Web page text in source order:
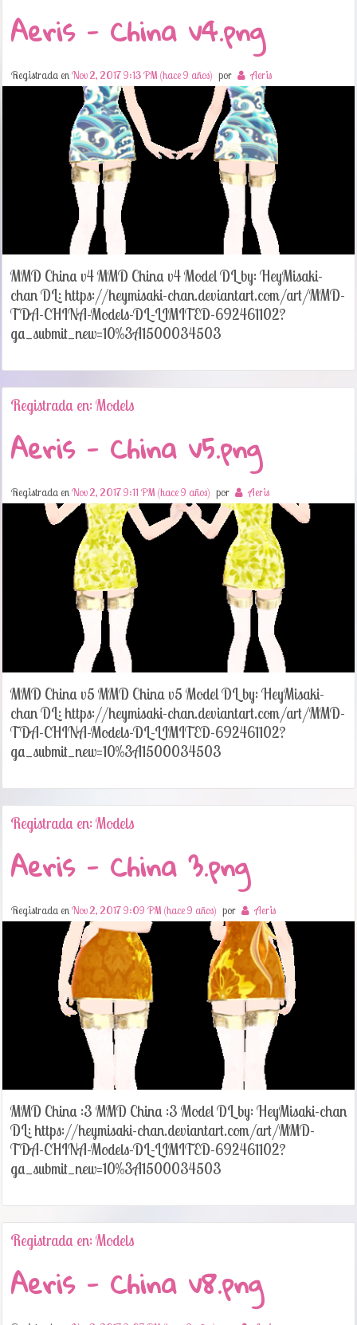
Aeris - China v4.png
Registrada enNov 2, 2017 9:13 PM (hace 9 años) por Aeris
MMD China v4 MMD China v4 Model DL by: HeyMisaki-
chan DL: https://heymisaki-chan.deviantart.com/art/MMD-
TDA-CHINA-Models-DL-LIMITED-692461102?
ga_submit_new=10%3A1500034503
Registrada en: Models
Aeris - China v5.png
Registrada enNov 2, 2017 9:11 PM (hace 9 años) por Aeris
MMD China v5 MMD China v5 Model DL by: HeyMisaki-
chan DL: https://heymisaki-chan.deviantart.com/art/MMD-
TDA-CHINA-Models-DL-LIMITED-692461102?
ga_submit_new=10%3A1500034503
Registrada en: Models
Aeris - China 3.png
Registrada enNov 2, 2017 9:09 PM (hace 9 años) por Aeris
MMD China :3 MMD China :3 Model DL by: HeyMisaki-chan
DL: https://heymisaki-chan.deviantart.com/art/MMD-
TDA-CHINA-Models-DL-LIMITED-692461102?
ga_submit_new=10%3A1500034503
Registrada en: Models
Aeris - China v8.png